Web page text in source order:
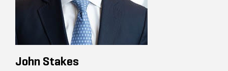
John Stakes